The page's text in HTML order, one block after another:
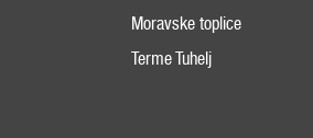
Moravske toplice
Terme Tuhelj